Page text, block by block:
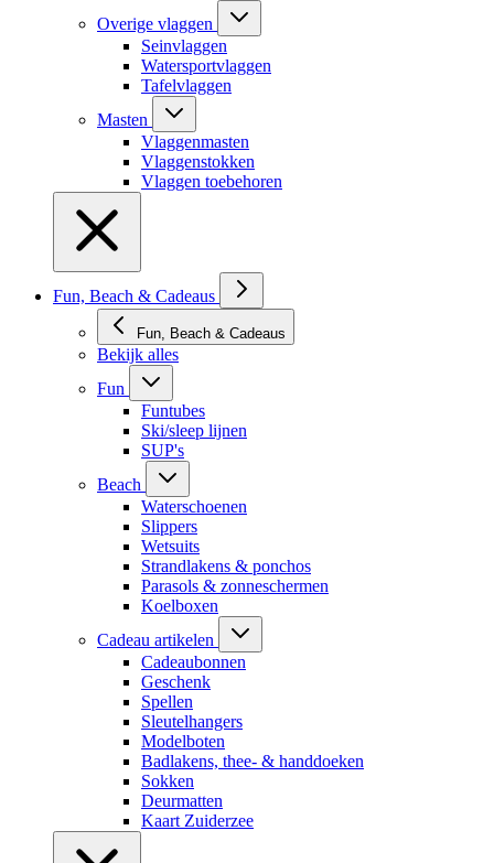
Overige vlaggen
Seinvlaggen
Watersportvlaggen
Tafelvlaggen
Masten
Vlaggenmasten
Vlaggenstokken
Vlaggen toebehoren
Fun, Beach & Cadeaus
Fun, Beach & Cadeaus
Bekijk alles
Fun
Funtubes
Ski/sleep lijnen
SUP's
Beach
Waterschoenen
Slippers
Wetsuits
Strandlakens & ponchos
Parasols & zonneschermen
Koelboxen
Cadeau artikelen
Cadeaubonnen
Geschenk
Spellen
Sleutelhangers
Modelboten
Badlakens, thee- & handdoeken
Sokken
Deurmatten
Kaart Zuiderzee